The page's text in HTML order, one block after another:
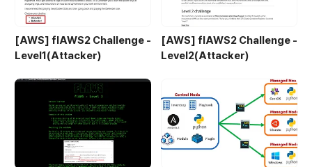
[AWS] flAWS2 Challenge -
Level1(Attacker)
[AWS] flAWS2 Challenge -
Level2(Attacker)